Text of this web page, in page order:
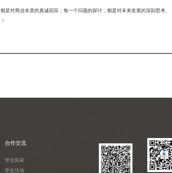
对商业本质的真诚回应；每一个问题的探讨，都是对未来发展的深刻思考。
合作交流
学生风采
学生活动